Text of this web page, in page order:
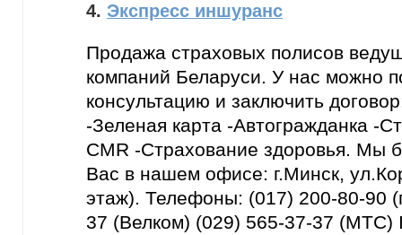
4. Экспресс иншуранс
Продажа страховых полисов
компаний Беларуси. У нас можно
консультацию и заключить
-Зеленая карта -Автогражданка -
CMR -Страхование здоровья. Мы
Вас в нашем офисе: г.Минск,
этаж). Телефоны: (017) 200-80-90
37 (Велком) (029) 565-37-37 (МТС)